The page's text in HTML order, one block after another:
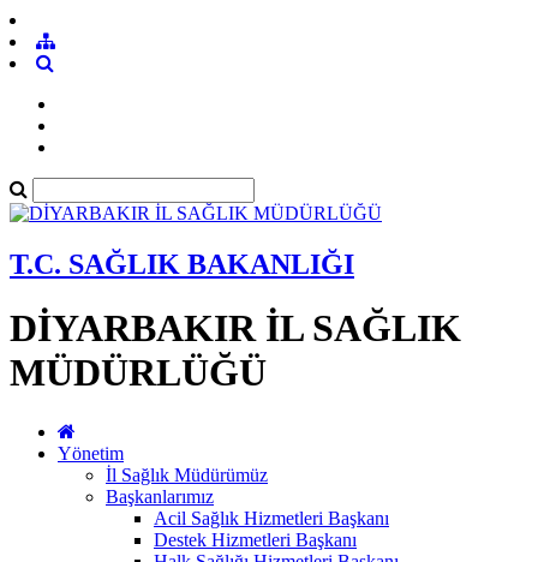
T.C. SAĞLIK BAKANLIĞI
DİYARBAKIR İL SAĞLIK
MÜDÜRLÜĞÜ
Yönetim
İl Sağlık Müdürümüz
Başkanlarımız
Acil Sağlık Hizmetleri Başkanı
Destek Hizmetleri Başkanı